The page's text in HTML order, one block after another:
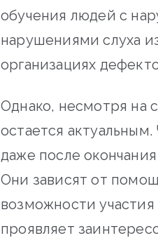
обучения людей с
нарушениями слуха
организациях
Однако, несмотря на
остается
даже после
Они зависят от
возможности
проявляет